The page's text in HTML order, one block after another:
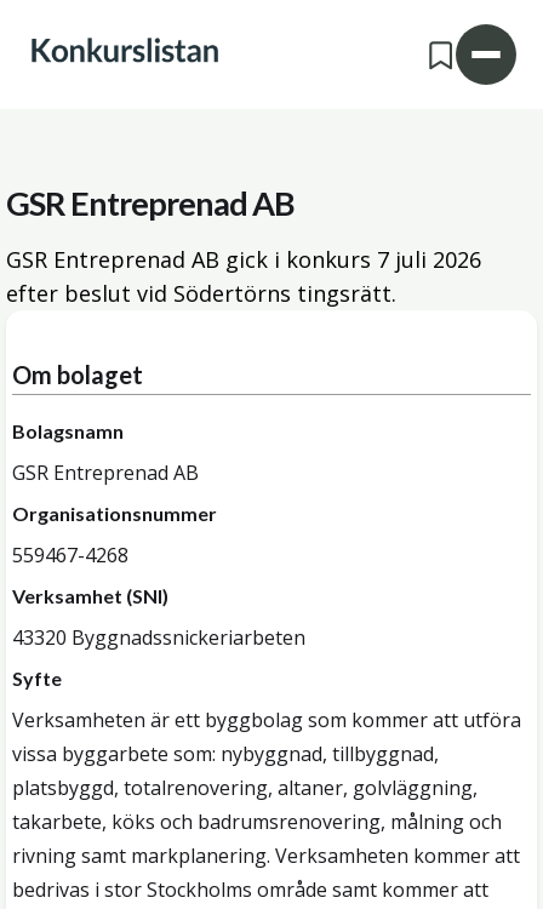
GSR Entreprenad AB
GSR Entreprenad AB gick i konkurs 7 juli 2026
efter beslut vid Södertörns tingsrätt.
Om bolaget
Bolagsnamn
GSR Entreprenad AB
Organisationsnummer
559467-4268
Verksamhet (SNI)
43320 Byggnadssnickeriarbeten
Syfte
Verksamheten är ett byggbolag som kommer att utföra
vissa byggarbete som: nybyggnad, tillbyggnad,
platsbyggd, totalrenovering, altaner, golvläggning,
takarbete, köks och badrumsrenovering, målning och
rivning samt markplanering. Verksamheten kommer att
bedrivas i stor Stockholms område samt kommer att